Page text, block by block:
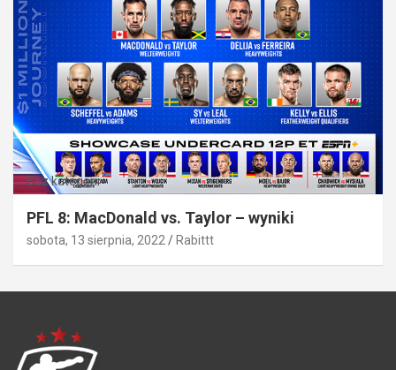
Bez kategorii
PFL 8: MacDonald vs. Taylor – wyniki
sobota, 13 sierpnia, 2022 Rabittt